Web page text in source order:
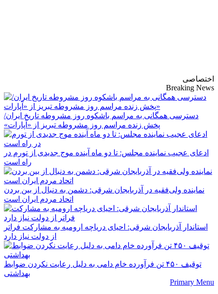
اختصاصی
Breaking News
دسترسی همگانی به مراسم باشکوه روز مشروطه تاریخ ایران/
پخش زنده مراسم روز مشروطه تبریز از «آپارات»
ادعای عجیب نماینده مجلس: تا دو ماه آینده موج جدیدی از تورم در
راه است
نماینده ولی‌فقیه در آذربایجان شرقی: دشمن به دنبال از بین بردن
اتحاد مردم ایران است
استاندار آذربایجان شرقی: احیای دریاچه ارومیه به مشارکت فراتر
از دولت نیاز دارد
توقیف ۴۵۰ تن فرآورده خام دامی به دلیل رعایت نکردن ضوابط
بهداشتی
Primary Menu